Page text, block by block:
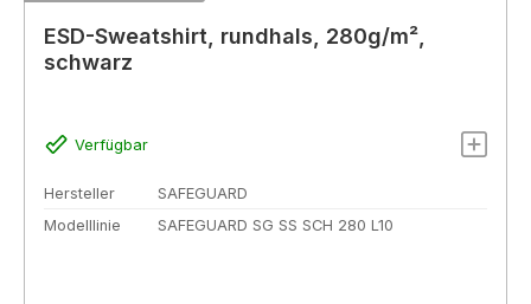
ESD-Sweatshirt, rundhals, 280g/m²,
schwarz
Verfügbar
Hersteller
SAFEGUARD
Modelllinie
SAFEGUARD SG SS SCH 280 L10